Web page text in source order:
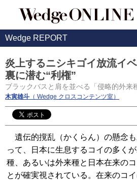
Wedge REPORT
炎上するニシキゴイ放流イ
裏に潜む“利権”
ブラックバスと肩を並べる「侵略的外来
木寅雄斗 （ Wedge クロスコンテンツ室）
遺伝的撹乱（かくらん）の懸念
って、日本に生息するコイの多く
種、あるいは外来種と日本在来の
とが確実視されている。在来のコ